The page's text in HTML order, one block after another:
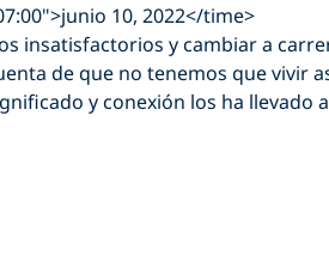
10, 2022</time>
insatisfactorios y cambiar a
de que no tenemos que vivir
y conexión los ha llevado